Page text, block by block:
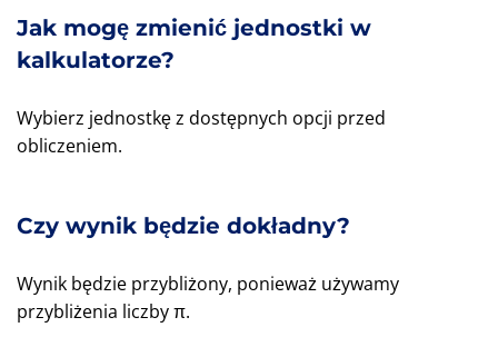
Jak mogę zmienić jednostki w
kalkulatorze?
Wybierz jednostkę z dostępnych opcji przed
obliczeniem.
Czy wynik będzie dokładny?
Wynik będzie przybliżony, ponieważ używamy
przybliżenia liczby π.